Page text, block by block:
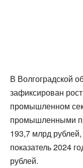
В Волгоградской
зафиксирован
промышленном
промышленными
193,7 млрд
показатель 2024
рублей.